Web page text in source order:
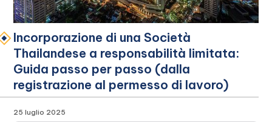
Incorporazione di una Società
Thailandese a responsabilità limitata:
Guida passo per passo (dalla
registrazione al permesso di lavoro)
25 luglio 2025